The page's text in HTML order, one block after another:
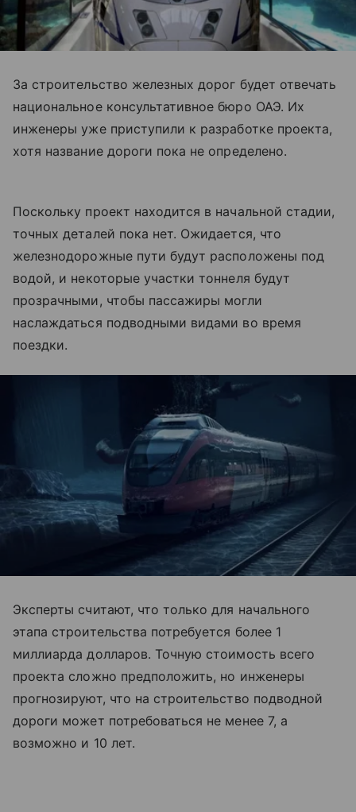
За строительство железных дорог будет отвечать
национальное консультативное бюро ОАЭ. Их
инженеры уже приступили к разработке проекта,
хотя название дороги пока не определено.
Поскольку проект находится в начальной стадии,
точных деталей пока нет. Ожидается, что
железнодорожные пути будут расположены под
водой, и некоторые участки тоннеля будут
прозрачными, чтобы пассажиры могли
наслаждаться подводными видами во время
поездки.
Эксперты считают, что только для начального
этапа строительства потребуется более 1
миллиарда долларов. Точную стоимость всего
проекта сложно предположить, но инженеры
прогнозируют, что на строительство подводной
дороги может потребоваться не менее 7, а
возможно и 10 лет.